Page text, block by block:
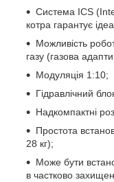
Система ICS
котра гарантує
Можливість
газу (газова
Модуляція 1:10;
Гідравлічний
Надкомпактні
Простота
28 кг);
Може бути
в частково